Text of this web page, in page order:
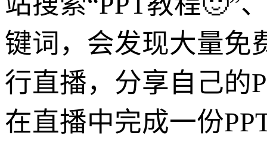
键词，会发现大量免
行直播，分享自己的
在直播中完成一份